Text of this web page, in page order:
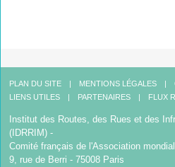
PLAN DU SITE MENTIONS LÉGALES
LIENS UTILES
PARTENAIRES FLUX
Institut des Routes, des Rues et des
(IDRRIM) -
Comité français de l'Association
9, rue de Berri - 75008 Paris